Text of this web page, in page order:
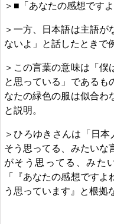
＞■「あなたの感想
＞一方、日本語は主語が
ないよ」と話したと
＞この言葉の意味は「僕
と思っている」であるも
なたの緑色の服は似合わ
と説明。
＞ひろゆきさんは「日
そう思ってる、みたいな
がそう思ってる、みた
「『あなたの感想です
う思っています』と根